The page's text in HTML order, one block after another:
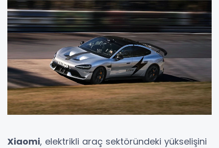
Xiaomi, elektrikli araç sektöründeki yükselişini